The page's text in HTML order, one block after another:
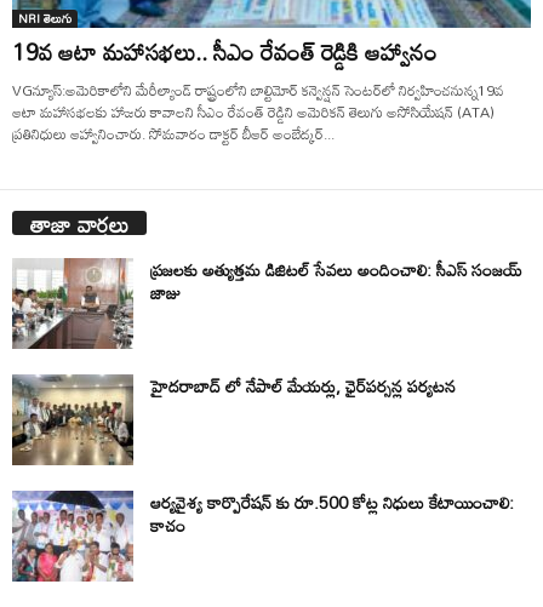
NRI తెలుగు
19వ ఆటా మహాసభలు.. సీఎం రేవంత్ రెడ్డికి ఆహ్వానం
VGన్యూస్:అమెరికాలోని మేరీల్యాండ్ రాష్ట్రంలోని బాల్టిమోర్ కన్వెన్షన్ సెంటర్‌లో నిర్వహించనున్న19వ
ఆటా మహాసభలకు హాజరు కావాలని సీఎం రేవంత్ రెడ్డిని అమెరికన్ తెలుగు అసోసియేషన్ (ATA)
ప్రతినిధులు ఆహ్వానించారు. సోమవారం డాక్టర్ బీఆర్ అంబేద్కర్...
తాజా వార్తలు
ప్రజలకు అత్యుత్తమ డిజిటల్ సేవలు అందించాలి: సీఎస్ సంజయ్
జాజు
హైదరాబాద్ లో నేపాల్ మేయర్లు, ఛైర్‌పర్సన్ల పర్యటన
ఆర్యవైశ్య కార్పొరేషన్ కు రూ.500 కోట్ల నిధులు కేటాయించాలి:
కాచం